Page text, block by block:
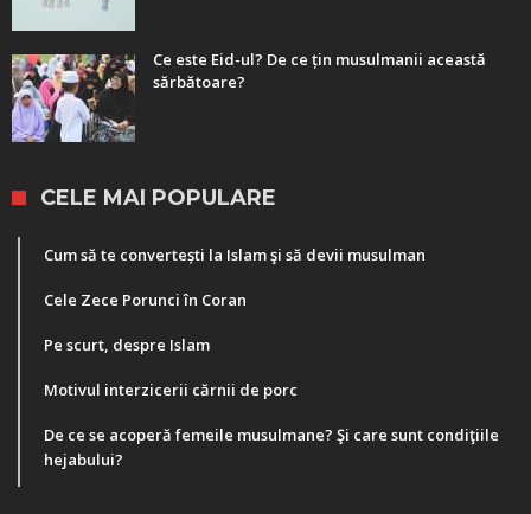
Ce este Eid-ul? De ce țin musulmanii această
sărbătoare?
CELE MAI POPULARE
Cum să te convertești la Islam şi să devii musulman
Cele Zece Porunci în Coran
Pe scurt, despre Islam
Motivul interzicerii cărnii de porc
De ce se acoperă femeile musulmane? Şi care sunt condiţiile
hejabului?